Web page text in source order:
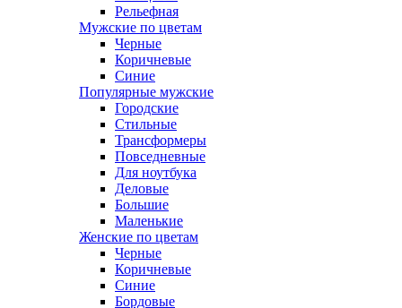
Рельефная
Мужские по цветам
Черные
Коричневые
Синие
Популярные мужские
Городские
Стильные
Трансформеры
Повседневные
Для ноутбука
Деловые
Большие
Маленькие
Женские по цветам
Черные
Коричневые
Синие
Бордовые